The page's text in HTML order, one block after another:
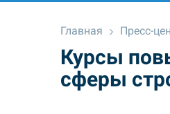
Главная Пресс-
Курсы
сферы